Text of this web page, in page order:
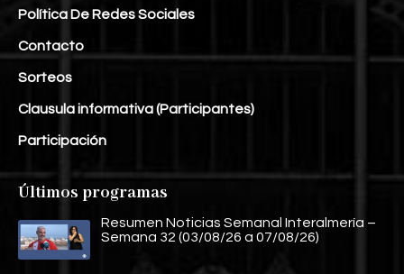
Política De Redes Sociales
Contacto
Sorteos
Clausula informativa (Participantes)
Participación
Últimos programas
Resumen Noticias Semanal Interalmería –
Semana 32 (03/08/26 a 07/08/26)